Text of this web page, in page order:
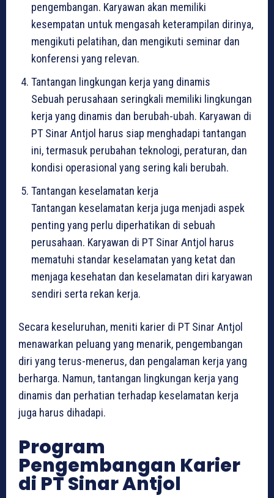
pengembangan. Karyawan akan memiliki
kesempatan untuk mengasah keterampilan dirinya,
mengikuti pelatihan, dan mengikuti seminar dan
konferensi yang relevan.
Tantangan lingkungan kerja yang dinamis
Sebuah perusahaan seringkali memiliki lingkungan
kerja yang dinamis dan berubah-ubah. Karyawan di
PT Sinar Antjol harus siap menghadapi tantangan
ini, termasuk perubahan teknologi, peraturan, dan
kondisi operasional yang sering kali berubah.
Tantangan keselamatan kerja
Tantangan keselamatan kerja juga menjadi aspek
penting yang perlu diperhatikan di sebuah
perusahaan. Karyawan di PT Sinar Antjol harus
mematuhi standar keselamatan yang ketat dan
menjaga kesehatan dan keselamatan diri karyawan
sendiri serta rekan kerja.
Secara keseluruhan, meniti karier di PT Sinar Antjol
menawarkan peluang yang menarik, pengembangan
diri yang terus-menerus, dan pengalaman kerja yang
berharga. Namun, tantangan lingkungan kerja yang
dinamis dan perhatian terhadap keselamatan kerja
juga harus dihadapi.
Program
Pengembangan Karier
di PT Sinar Antjol